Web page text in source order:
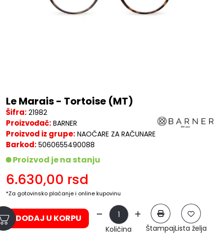
Le Marais - Tortoise (MT)
Šifra: 21982
Proizvođač: BARNER
Proizvod iz grupe: NAOČARE ZA RAČUNARE
Barkod: 5060655490088
Proizvod je na stanju
6.630,00 rsd
*Za gotovinsko plaćanje i online kupovinu
DODAJ U KORPU
Količina ŠtampajLista želja